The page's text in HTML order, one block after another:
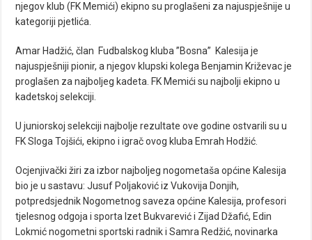
njegov klub (FK Memići) ekipno su proglašeni za najuspješnije u
kategoriji pjetlića.
Amar Hadžić, član Fudbalskog kluba ”Bosna” Kalesija je
najuspješniji pionir, a njegov klupski kolega Benjamin Križevac je
proglašen za najboljeg kadeta. FK Memići su najbolji ekipno u
kadetskoj selekciji.
U juniorskoj selekciji najbolje rezultate ove godine ostvarili su u
FK Sloga Tojšići, ekipno i igrač ovog kluba Emrah Hodžić.
Ocjenjivački žiri za izbor najboljeg nogometaša općine Kalesija
bio je u sastavu: Jusuf Poljaković iz Vukovija Donjih,
potpredsjednik Nogometnog saveza općine Kalesija, profesori
tjelesnog odgoja i sporta Izet Bukvarević i Zijad Džafić, Edin
Lokmić nogometni sportski radnik i Samra Redžić, novinarka